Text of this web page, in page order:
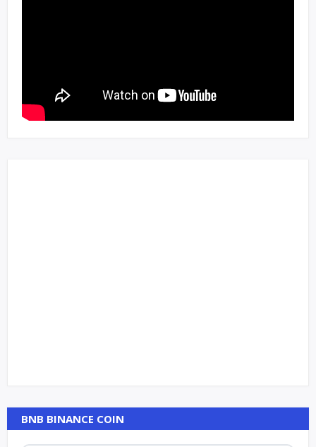
BNB BINANCE COIN